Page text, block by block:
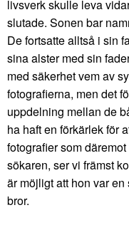
livsverk skulle leva
slutade. Sonen bar
De fortsatte alltså i sin
sina alster med sin
med säkerhet vem av
fotografierna, men det
uppdelning mellan de
ha haft en förkärlek för
fotografier som
sökaren, ser vi främst
är möjligt att hon var
bror.